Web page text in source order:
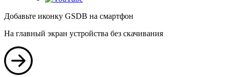
Добавьте иконку GSDB на смартфон
На главный экран устройства без скачивания